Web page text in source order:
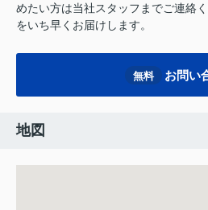
めたい方は当社スタッフまでご連絡
をいち早くお届けします。
無料 お問い
地図